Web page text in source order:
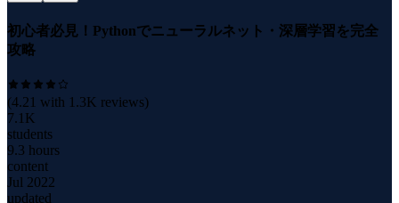
初心者必見！Pythonでニューラルネット・深層学習を完全
攻略
(4.21 with 1.3K reviews)
7.1K
students
9.3 hours
content
Jul 2022
updated